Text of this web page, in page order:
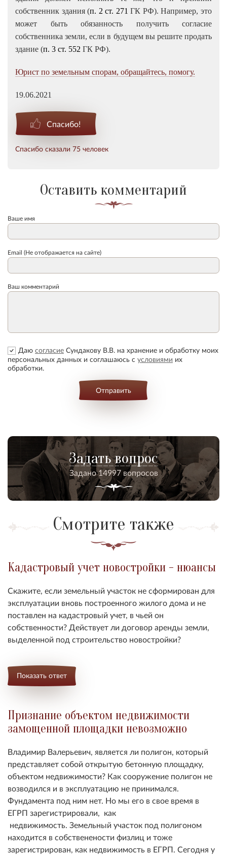
собственник здания (п. 2 ст. 271 ГК РФ). Например, это
может быть обязанность получить согласие
собственника земли, если в будущем вы решите продать
здание (п. 3 ст. 552 ГК РФ).
Юрист по земельным спорам, обращайтесь, помогу.
19.06.2021
Спасибо!
Спасибо сказали 75 человек
Оставить комментарий
Ваше имя
Email (Не отображается на сайте)
Ваш комментарий
Даю согласие Сундакову В.В. на хранение и обработку моих
персональных данных и соглашаюсь с условиями их
обработки.
Отправить
Задать вопрос
Задано 14997 вопросов
Смотрите также
Кадастровый учет новостройки - нюансы
Скажите, если земельный участок не сформирован для
эксплуатации вновь построенного жилого дома и не
поставлен на кадастровый учет, в чьей он
собственности? Действует ли договор аренды земли,
выделенной под строительство новостройки?
Показать ответ
Признание объектом недвижимости
замощенной площадки невозможно
Владимир Валерьевич, является ли полигон, который
представляет собой открытую бетонную площадку,
объектом недвижимости? Как сооружение полигон не
возводился и в эксплуатацию не принимался.
Фундамента под ним нет. Но мы его в свое время в
ЕГРП зарегистрировали, как
недвижимость. Земельный участок под полигоном
находится в собственености физлиц и тоже
зарегистрирован, как недвижимость в ЕГРП. Сегодня у